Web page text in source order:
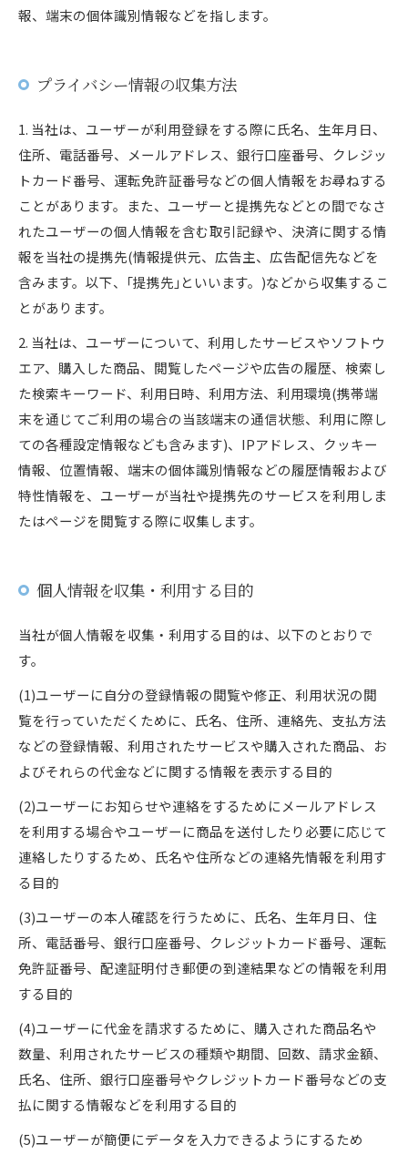
報、端末の個体識別情報などを指します。
プライバシー情報の収集方法
1. 当社は、ユーザーが利用登録をする際に氏名、生年月日、
住所、電話番号、メールアドレス、銀行口座番号、クレジッ
トカード番号、運転免許証番号などの個人情報をお尋ねする
ことがあります。また、ユーザーと提携先などとの間でなさ
れたユーザーの個人情報を含む取引記録や、決済に関する情
報を当社の提携先(情報提供元、広告主、広告配信先などを
含みます。以下、｢提携先｣といいます。)などから収集するこ
とがあります。
2. 当社は、ユーザーについて、利用したサービスやソフトウ
エア、購入した商品、閲覧したページや広告の履歴、検索し
た検索キーワード、利用日時、利用方法、利用環境(携帯端
末を通じてご利用の場合の当該端末の通信状態、利用に際し
ての各種設定情報なども含みます)、IPアドレス、クッキー
情報、位置情報、端末の個体識別情報などの履歴情報および
特性情報を、ユーザーが当社や提携先のサービスを利用しま
たはページを閲覧する際に収集します。
個人情報を収集・利用する目的
当社が個人情報を収集・利用する目的は、以下のとおりで
す。
(1)ユーザーに自分の登録情報の閲覧や修正、利用状況の閲
覧を行っていただくために、氏名、住所、連絡先、支払方法
などの登録情報、利用されたサービスや購入された商品、お
よびそれらの代金などに関する情報を表示する目的
(2)ユーザーにお知らせや連絡をするためにメールアドレス
を利用する場合やユーザーに商品を送付したり必要に応じて
連絡したりするため、氏名や住所などの連絡先情報を利用す
る目的
(3)ユーザーの本人確認を行うために、氏名、生年月日、住
所、電話番号、銀行口座番号、クレジットカード番号、運転
免許証番号、配達証明付き郵便の到達結果などの情報を利用
する目的
(4)ユーザーに代金を請求するために、購入された商品名や
数量、利用されたサービスの種類や期間、回数、請求金額、
氏名、住所、銀行口座番号やクレジットカード番号などの支
払に関する情報などを利用する目的
(5)ユーザーが簡便にデータを入力できるようにするため